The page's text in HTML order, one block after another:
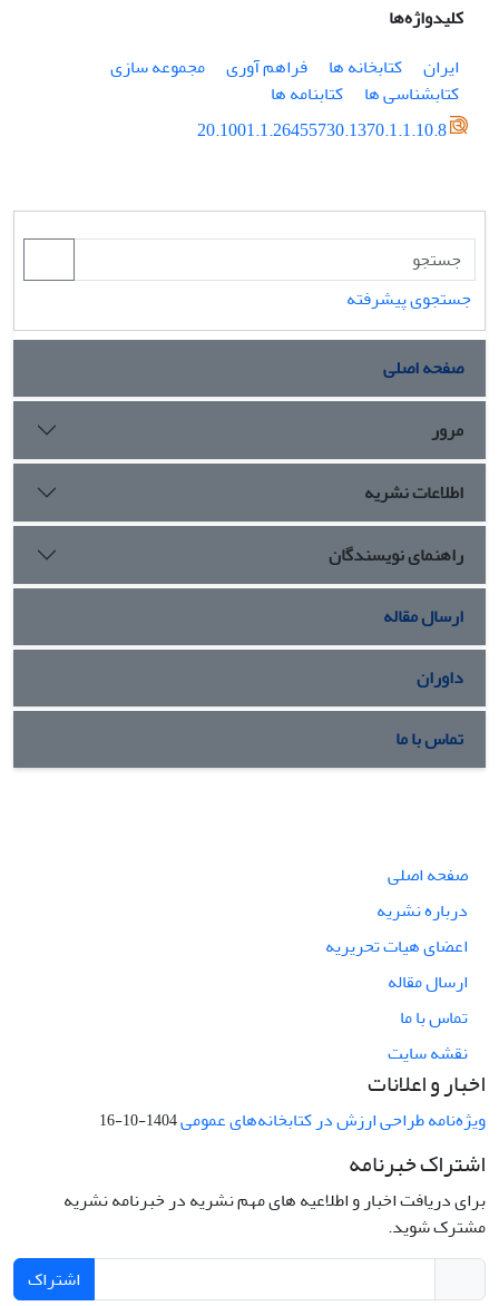
کلیدواژه‌ها
ایران
کتابخانه ها فراهم آوری
مجموعه سازی
کتابشناسی ها
کتابنامه ها
20.1001.1.26455730.1370.1.1.10.8
جستجوی پیشرفته
صفحه اصلی
مرور
اطلاعات نشریه
راهنمای نویسندگان
ارسال مقاله
داوران
تماس با ما
صفحه اصلی
درباره نشریه
اعضای هیات تحریریه
ارسال مقاله
تماس با ما
نقشه سایت
اخبار و اعلانات
ویژه‌نامه طراحی ارزش در کتابخانه‌های عمومی1404-10-16
اشتراک خبرنامه
برای دریافت اخبار و اطلاعیه های مهم نشریه در خبرنامه نشریه
مشترک شوید.
اشتراک